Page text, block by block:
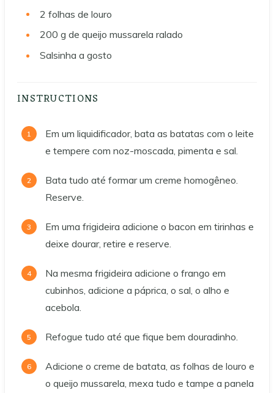
2 folhas de louro
200 g de queijo mussarela ralado
Salsinha a gosto
INSTRUCTIONS
Em um liquidificador, bata as batatas com o leite
e tempere com noz-moscada, pimenta e sal.
Bata tudo até formar um creme homogêneo.
Reserve.
Em uma frigideira adicione o bacon em tirinhas e
deixe dourar, retire e reserve.
Na mesma frigideira adicione o frango em
cubinhos, adicione a páprica, o sal, o alho e
acebola.
Refogue tudo até que fique bem douradinho.
Adicione o creme de batata, as folhas de louro e
o queijo mussarela, mexa tudo e tampe a panela